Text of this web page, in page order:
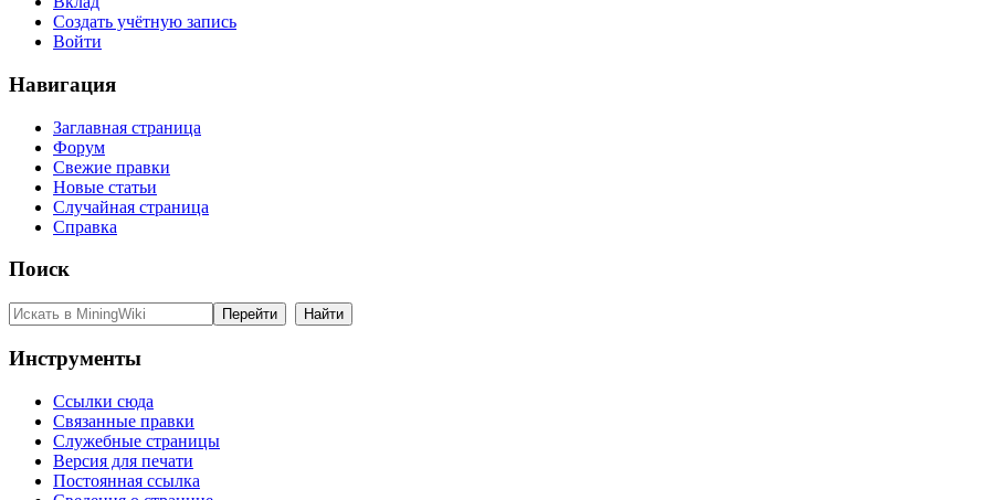
Создать учётную запись
Войти
Навигация
Заглавная страница
Форум
Свежие правки
Новые статьи
Случайная страница
Справка
Поиск
Инструменты
Ссылки сюда
Связанные правки
Служебные страницы
Версия для печати
Постоянная ссылка